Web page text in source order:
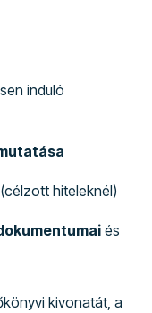
induló
(célzott hiteleknél)
és
kivonatát, a